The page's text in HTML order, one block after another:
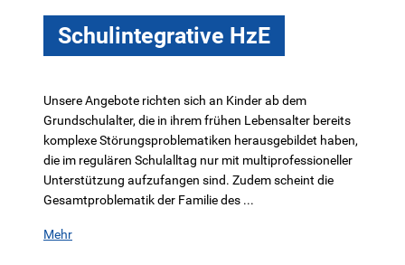
Schulintegrative HzE
Unsere Angebote richten sich an Kinder ab dem
Grundschulalter, die in ihrem frühen Lebensalter bereits
komplexe Störungsproblematiken herausgebildet haben,
die im regulären Schulalltag nur mit multiprofessioneller
Unterstützung aufzufangen sind. Zudem scheint die
Gesamtproblematik der Familie des ...
Mehr